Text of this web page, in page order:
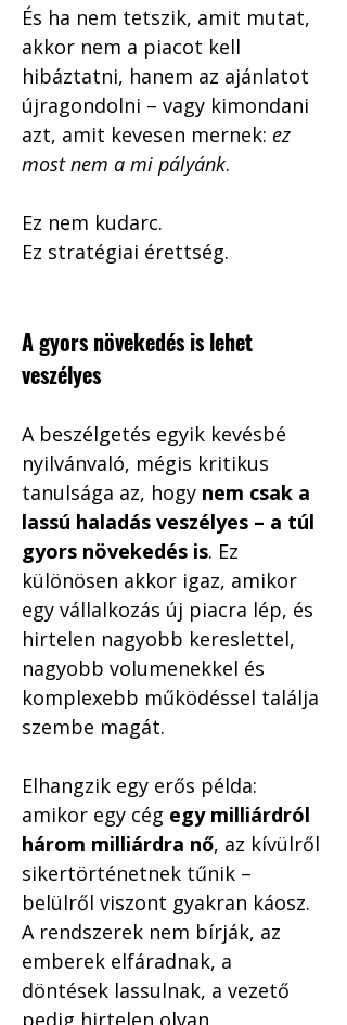
És ha nem tetszik, amit mutat,
akkor nem a piacot kell
hibáztatni, hanem az ajánlatot
újragondolni – vagy kimondani
azt, amit kevesen mernek: ez
most nem a mi pályánk.
Ez nem kudarc.
Ez stratégiai érettség.
A gyors növekedés is lehet
veszélyes
A beszélgetés egyik kevésbé
nyilvánvaló, mégis kritikus
tanulsága az, hogy nem csak a
lassú haladás veszélyes – a túl
gyors növekedés is. Ez
különösen akkor igaz, amikor
egy vállalkozás új piacra lép, és
hirtelen nagyobb kereslettel,
nagyobb volumenekkel és
komplexebb működéssel találja
szembe magát.
Elhangzik egy erős példa:
amikor egy cég egy milliárdról
három milliárdra nő, az kívülről
sikertörténetnek tűnik –
belülről viszont gyakran káosz.
A rendszerek nem bírják, az
emberek elfáradnak, a
döntések lassulnak, a vezető
pedig hirtelen olyan